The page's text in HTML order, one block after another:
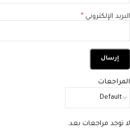
المراجعات
لا توجد مراجعات بعد.
البريد الإلكتروني *